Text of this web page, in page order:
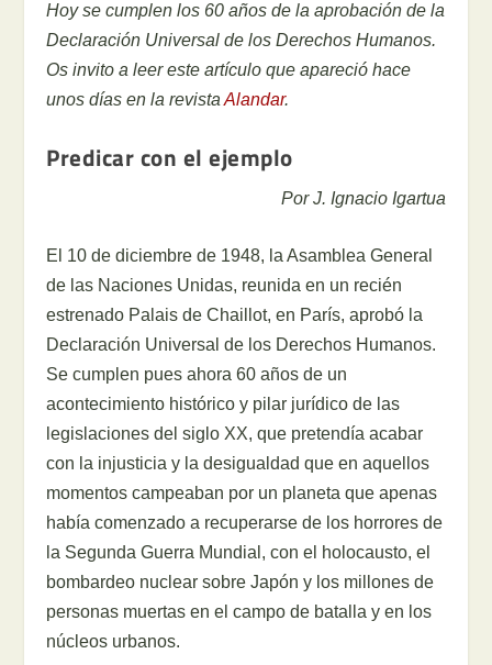
Hoy se cumplen los 60 años de la aprobación de la
Declaración Universal de los Derechos Humanos.
Os invito a leer este artículo que apareció hace
unos días en la revistaAlandar.
Predicar con el ejemplo
Por J. Ignacio Igartua
El 10 de diciembre de 1948, la Asamblea General
de las Naciones Unidas, reunida en un recién
estrenado Palais de Chaillot, en París, aprobó la
Declaración Universal de los Derechos Humanos.
Se cumplen pues ahora 60 años de un
acontecimiento histórico y pilar jurídico de las
legislaciones del siglo XX, que pretendía acabar
con la injusticia y la desigualdad que en aquellos
momentos campeaban por un planeta que apenas
había comenzado a recuperarse de los horrores de
la Segunda Guerra Mundial, con el holocausto, el
bombardeo nuclear sobre Japón y los millones de
personas muertas en el campo de batalla y en los
núcleos urbanos.